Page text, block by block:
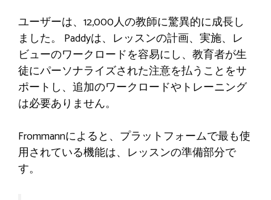
ユーザーは、12,000人の教師に驚異的に成長し
ました。 Paddyは、レッスンの計画、実施、レ
ビューのワークロードを容易にし、教育者が生
徒にパーソナライズされた注意を払うことをサ
ポートし、追加のワークロードやトレーニング
は必要ありません。
Frommannによると、プラットフォームで最も使
用されている機能は、レッスンの準備部分で
す。